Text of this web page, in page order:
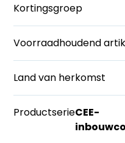
Kortingsgroep
Voorraadhoudend
Land van herkomst
ProductserieCEE-